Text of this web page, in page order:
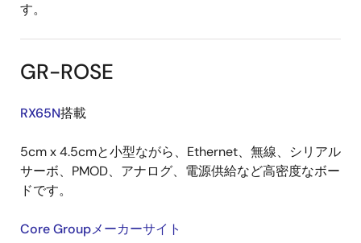
す。
GR-ROSE
RX65N搭載
5cm x 4.5cmと小型ながら、Ethernet、無線、シリアル
サーボ、PMOD、アナログ、電源供給など高密度なボー
ドです。
Core Groupメーカーサイト